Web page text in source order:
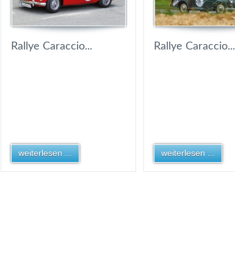
Rallye Caraccio...
weiterlesen ...
Rallye Caraccio...
weiterlesen ...